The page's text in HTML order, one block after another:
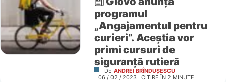
programul
„Angajamentul pentru
curieri”. Aceștia vor
primi cursuri de
siguranță rutieră
DE ANDREI BRÎNDUȘESCU
06 / 02 / 2023
CITIRE ÎN 2 MINUTE